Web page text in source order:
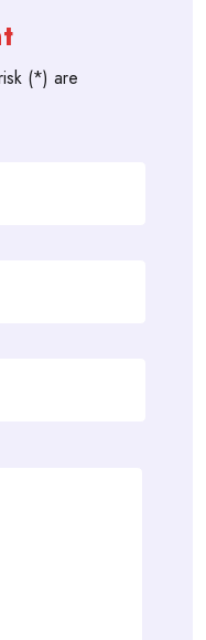
(*) are